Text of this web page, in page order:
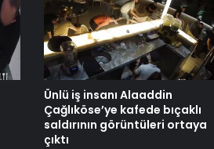
Ünlü iş insanı Alaaddin
Çağlıköse’ye kafede bıçaklı
saldırının görüntüleri ortaya
çıktı